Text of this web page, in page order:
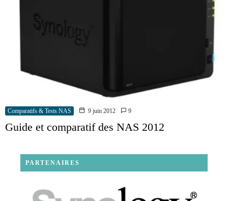
Comparatifs & Tests NAS 9 juin 2012 9
Guide et comparatif des NAS 2012
PARTENAIRES